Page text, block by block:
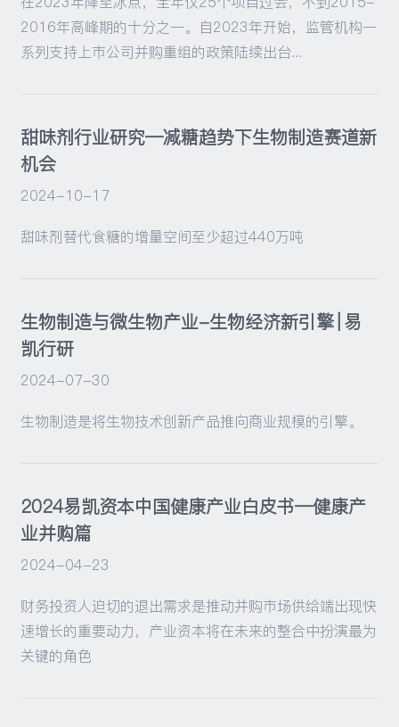
2016年高峰期的十分之一。自2023年开始，监管机构一
系列支持上市公司并购重组的政策陆续出台...
甜味剂行业研究—减糖趋势下生物制造赛道新
机会
2024-10-17
甜味剂替代食糖的增量空间至少超过440万吨
生物制造与微生物产业-生物经济新引擎 | 易
凯行研
2024-07-30
生物制造是将生物技术创新产品推向商业规模的引擎。
2024易凯资本中国健康产业白皮书—健康产
业并购篇
2024-04-23
财务投资人迫切的退出需求是推动并购市场供给端出现快
速增长的重要动力，产业资本将在未来的整合中扮演最为
关键的角色